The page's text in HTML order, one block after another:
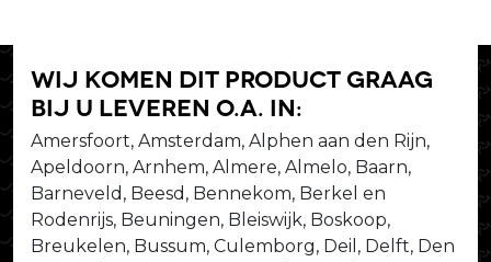
Wij komen dit product graag
bij u leveren o.a. in:
Amersfoort, Amsterdam, Alphen aan den Rijn,
Apeldoorn, Arnhem, Almere, Almelo, Baarn,
Barneveld, Beesd, Bennekom, Berkel en
Rodenrijs, Beuningen, Bleiswijk, Boskoop,
Breukelen, Bussum, Culemborg, Deil, Delft, Den